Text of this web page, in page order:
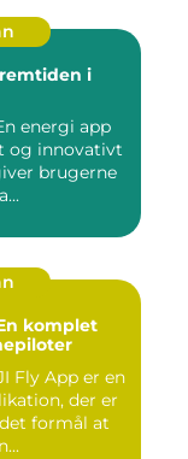
energi app
og innovativt
brugerne
komplet
Fly App er en
der er
formål at